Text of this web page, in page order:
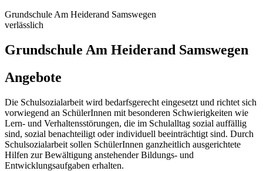
Grundschule Am Heiderand Samswegen
verlässlich
Grundschule Am Heiderand Samswegen
Angebote
Die Schulsozialarbeit wird bedarfsgerecht eingesetzt und richtet sich
vorwiegend an SchülerInnen mit besonderen Schwierigkeiten wie
Lern- und Verhaltensstörungen, die im Schulalltag sozial auffällig
sind, sozial benachteiligt oder individuell beeinträchtigt sind. Durch
Schulsozialarbeit sollen SchülerInnen ganzheitlich ausgerichtete
Hilfen zur Bewältigung anstehender Bildungs- und
Entwicklungsaufgaben erhalten.